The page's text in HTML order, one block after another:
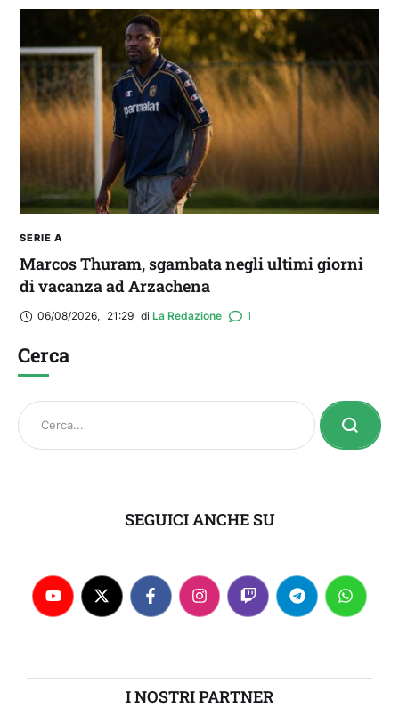
SERIE A
Marcos Thuram, sgambata negli ultimi giorni
di vacanza ad Arzachena
06/08/2026, 21:29 di La Redazione 1
Cerca
SEGUICI ANCHE SU
I NOSTRI PARTNER